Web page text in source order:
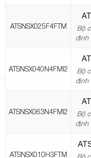
ATSNSX025F4FTM
Bộ
định
ATSNSX040N4FMI2
Bộ
định
ATSNSX063N4FMI2
Bộ
định
ATSNSX010H3FTM